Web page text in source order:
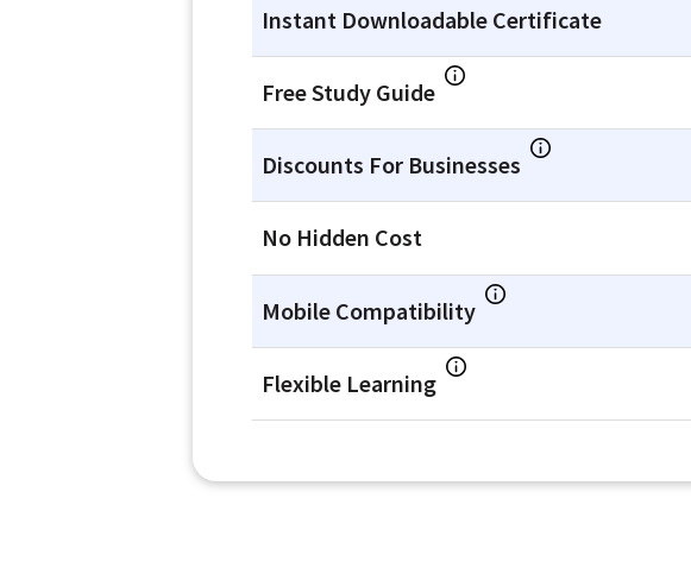
Instant Downloadable Certificate
Free Study Guide
Discounts For Businesses
No Hidden Cost
Mobile Compatibility
Flexible Learning